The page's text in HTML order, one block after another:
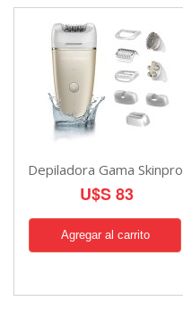
Depiladora Gama Skinpro
U$S 83